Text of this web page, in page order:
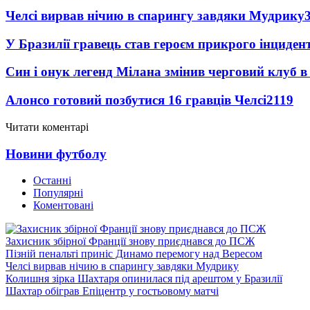
Челсі вирвав нічию в спарингу завдяки Мудрику
У Бразилії гравець став героєм прикрого
Син і онук легенд Мілана змінив черговий клуб в
Алонсо готовий позбутися 16 гравців Челсі2119
Читати коментарі
Новини футболу
Останні
Популярні
Коментовані
Захисник збірної Франції знову приєднався до ПСЖ
Пізній пенальті приніс Динамо перемогу над Вересом
Челсі вирвав нічию в спарингу завдяки Мудрику
Колишня зірка Шахтаря опинилася під арештом у Бразилії
Шахтар обіграв Епіцентр у гостьовому матчі